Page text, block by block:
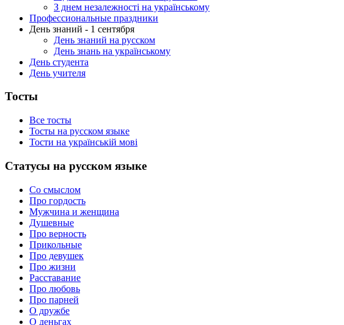
З днем незалежності на українському
Профессиональные праздники
День знаний - 1 сентября
День знаний на русском
День знань на українському
День студента
День учителя
Тосты
Все тосты
Тосты на русском языке
Тости на українській мові
Статусы на русском языке
Со смыслом
Про гордость
Мужчина и женщина
Душевные
Про верность
Прикольные
Про девушек
Про жизни
Расставание
Про любовь
Про парней
О дружбе
О деньгах